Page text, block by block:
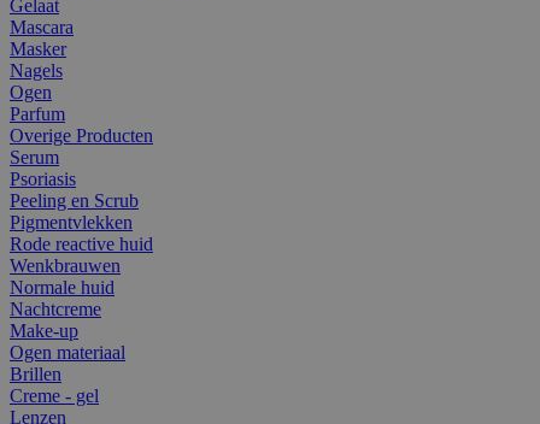
Gelaat
Mascara
Masker
Nagels
Ogen
Parfum
Overige Producten
Serum
Psoriasis
Peeling en Scrub
Pigmentvlekken
Rode reactive huid
Wenkbrauwen
Normale huid
Nachtcreme
Make-up
Ogen materiaal
Brillen
Creme - gel
Lenzen